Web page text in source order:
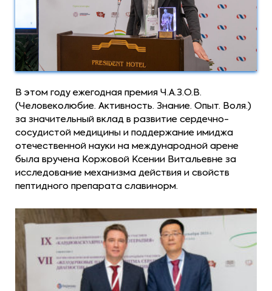
В этом году ежегодная премия Ч.А.З.О.В.
(Человеколюбие. Активность. Знание. Опыт. Воля.)
за значительный вклад в развитие сердечно-
сосудистой медицины и поддержание имиджа
отечественной науки на международной арене
была вручена Коржовой Ксении Витальевне за
исследование механизма действия и свойств
пептидного препарата славинорм.